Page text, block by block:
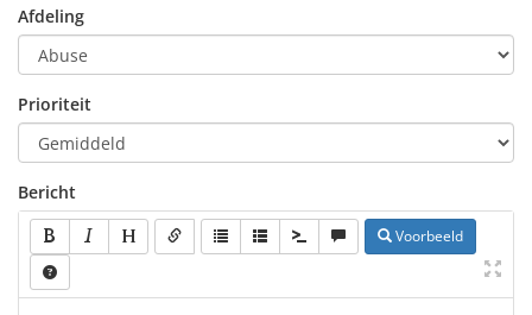
Afdeling
Prioriteit
Bericht
Voorbeeld